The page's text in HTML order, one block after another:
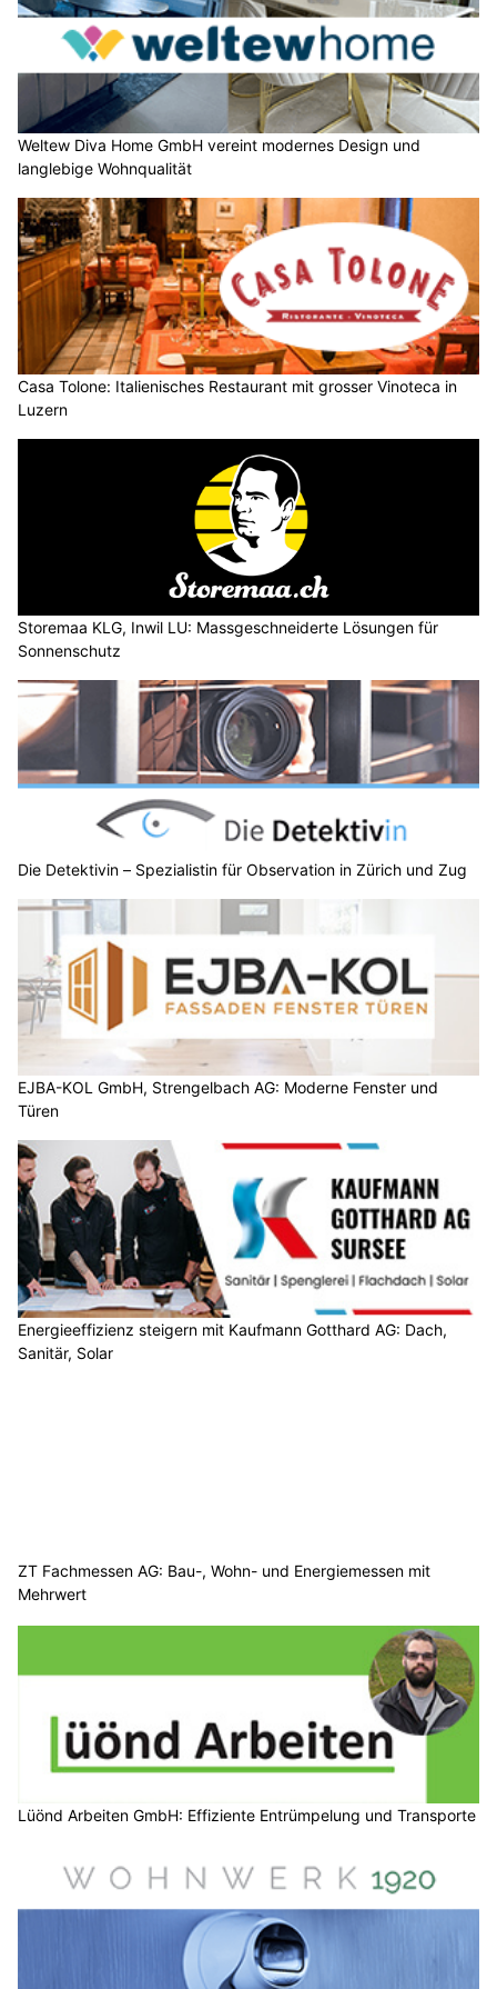
Weltew Diva Home GmbH vereint modernes Design und
langlebige Wohnqualität
Casa Tolone: Italienisches Restaurant mit grosser Vinoteca in
Luzern
Storemaa KLG, Inwil LU: Massgeschneiderte Lösungen für
Sonnenschutz
Die Detektivin – Spezialistin für Observation in Zürich und Zug
EJBA-KOL GmbH, Strengelbach AG: Moderne Fenster und
Türen
Energieeffizienz steigern mit Kaufmann Gotthard AG: Dach,
Sanitär, Solar
ZT Fachmessen AG: Bau-, Wohn- und Energiemessen mit
Mehrwert
Lüönd Arbeiten GmbH: Effiziente Entrümpelung und Transporte